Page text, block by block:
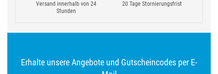
Versand innerhalb von 24
Stunden
20 Tage Stornierungsfrist
Erhalte unsere Angebote und Gutscheincodes per E-